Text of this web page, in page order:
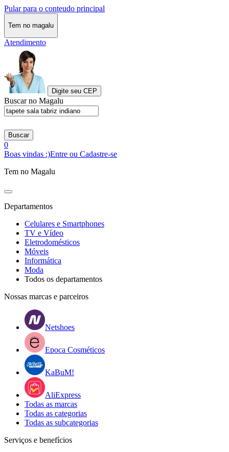
Pular para o conteudo principal
Tem no magalu
Atendimento
Digite seu CEP
Buscar no Magalu
Buscar
0
Boas vindas :)Entre ou Cadastre-se
Tem no Magalu
Departamentos
Celulares e Smartphones
TV e Vídeo
Eletrodomésticos
Móveis
Informática
Moda
Todos os departamentos
Nossas marcas e parceiros
Netshoes
Epoca Cosméticos
KaBuM!
AliExpress
Todas as marcas
Todas as categorias
Todas as subcategorias
Serviços e benefícios